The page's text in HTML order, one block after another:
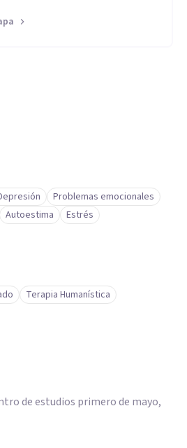
Problemas emocionales
Autoestima Estrés
Terapia Humanística
de estudios primero de mayo,